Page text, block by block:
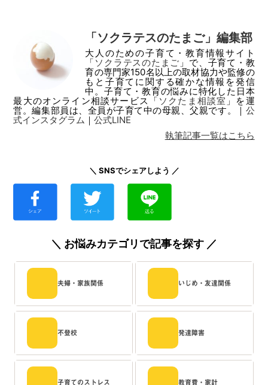
「ソクラテスのたまご」編集部
大人のための子育て・教育情報サイト
「 ソクラテスのたまご 」で、子育て・教
育の専門家150名以上の取材協力や監修の
もと子育てに関する確かな情報を発信
中。子育て・教育の悩みに特化した日本
最大のオンライン相談サービス「 ソクたま相談室 」を運
営。編集部員は、全員が子育て中の母親、父親です。｜ 公
式インスタグラム ｜公式LINE
執筆記事一覧はこちら
＼ SNSでシェアしよう ／
＼ お悩みカテゴリで記事を探す ／
夫婦・家族関係 いじめ・友達関係
不登校 発達障害
子育てのストレス 教育費・家計